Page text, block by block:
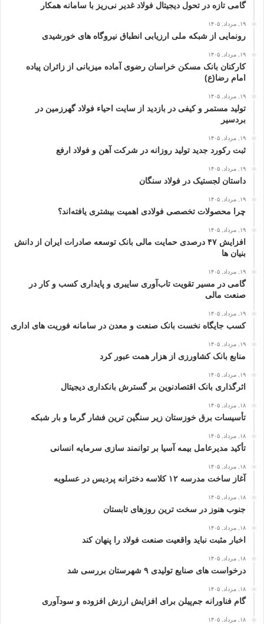
گامی تازه در تحول دیجیتال فولاد غدیر نی‌ریز با سامانه همکار
۱۹, مرداد, ۱۴۰۵
رونمایی از شبکه ملی ارزیابی انطباق نیروگاه‌ های خورشیدی
۱۹, مرداد, ۱۴۰۵
کارکنان بانک مسکن خراسان رضوی آماده میزبانی از زائران پیاده
امام رضا(ع)
۱۹, مرداد, ۱۴۰۵
تولید مستمر و کیفی در بازدید از سایت احیاء فولاد گهرزمین در
بردسیر
۱۹, مرداد, ۱۴۰۵
ثبت رکورد جدید تولید روزانه در شرکت آهن و فولاد ارفع
۱۹, مرداد, ۱۴۰۵
داستان لجستیک در فولاد سنگان
۱۹, مرداد, ۱۴۰۵
چرا محصولات تخصصی فولادی اهمیت بیشتری یافته‌اند؟
۱۹, مرداد, ۱۴۰۵
افزایش ۴۷ درصدی حمایت مالی بانک توسعه صادرات ایران از دانش‌
بنیان‌ ها
۱۹, مرداد, ۱۴۰۵
گامی در مسیر تقویت تاب‌آوری سایبری و پایداری کسب‌ و کار در
صنعت مالی
۱۹, مرداد, ۱۴۰۵
كسب جایگاه نخست بانک صنعت و معدن در سامانه فوریت‌ های اداری
۱۹, مرداد, ۱۴۰۵
منابع بانک کشاورزی از هزار همت عبور کرد
۱۹, مرداد, ۱۴۰۵
اثرگذاری بانک اقتصادنوین بر گسترش بانکداری دیجیتال
۱۸, مرداد, ۱۴۰۵
تأسیسات برق خوزستان زیر سنگین‌ ترین فشار گرما و بار شبکه
۱۸, مرداد, ۱۴۰۵
تأکید مدیرعامل بیمه آسیا بر توانمند سازی سرمایه انسانی
۱۸, مرداد, ۱۴۰۵
آغاز ساخت مدرسه ۱۲ کلاسه دخترانه پردیس در عسلویه
۱۸, مرداد, ۱۴۰۵
جنوب هنوز در سخت‌ ترین روزهای تابستان
۱۸, مرداد, ۱۴۰۵
اخبار مثبت نباید واقعیت صنعت فولاد را پنهان کند
۱۸, مرداد, ۱۴۰۵
درخواست‌ های صنایع تولیدی ۹ شهرستان بررسی شد
۱۸, مرداد, ۱۴۰۵
گام فناورانه جم‌پیلن برای افزایش ارزش افزوده و سودآوری
۱۸, مرداد, ۱۴۰۵